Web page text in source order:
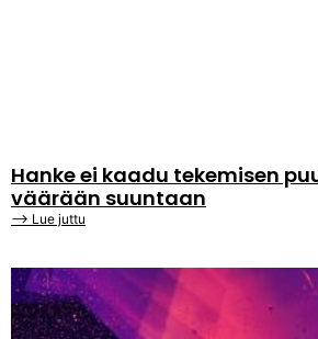
Hanke ei kaadu tekemisen
väärään suuntaan
⟶ Lue juttu